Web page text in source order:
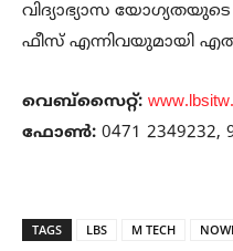
വിദ്യാഭ്യാസ യോഗ്യതയുടെ
ഫീസ് എന്നിവയുമായി
വെബ്‌സൈറ്റ്:
ഫോണ്‍: 0471 2349232,
TAGS LBS M TECH